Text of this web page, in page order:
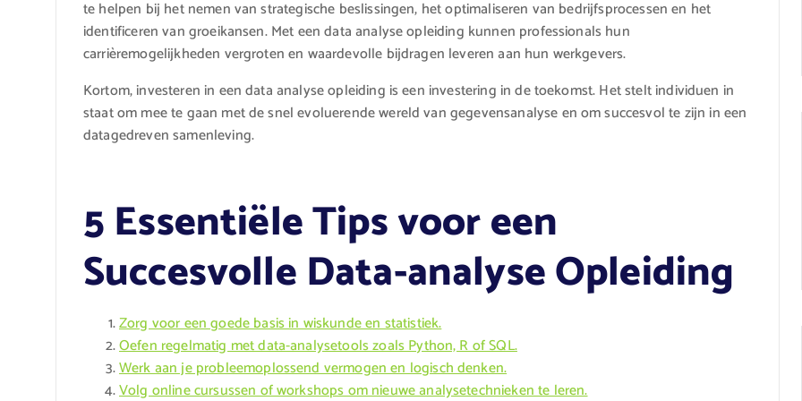
te helpen bij het nemen van strategische beslissingen, het optimaliseren van bedrijfsprocessen en het
identificeren van groeikansen. Met een data analyse opleiding kunnen professionals hun
carrièremogelijkheden vergroten en waardevolle bijdragen leveren aan hun werkgevers.
Kortom, investeren in een data analyse opleiding is een investering in de toekomst. Het stelt individuen in
staat om mee te gaan met de snel evoluerende wereld van gegevensanalyse en om succesvol te zijn in een
datagedreven samenleving.
5 Essentiële Tips voor een
Succesvolle Data-analyse Opleiding
Zorg voor een goede basis in wiskunde en statistiek.
Oefen regelmatig met data-analysetools zoals Python, R of SQL.
Werk aan je probleemoplossend vermogen en logisch denken.
Volg online cursussen of workshops om nieuwe analysetechnieken te leren.